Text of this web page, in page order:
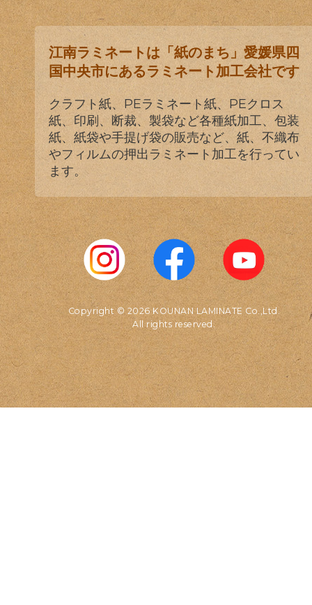
江南ラミネートは「紙のまち」愛媛県四
国中央市にあるラミネート加工会社です
クラフト紙、PEラミネート紙、PEクロス
紙、印刷、断裁、製袋など各種紙加工、包装
紙、紙袋や手提げ袋の販売など、紙、不織布
やフィルムの押出ラミネート加工を行ってい
ます。
Copyright © 2026 KOUNAN LAMINATE Co.,Ltd.
All rights reserved.